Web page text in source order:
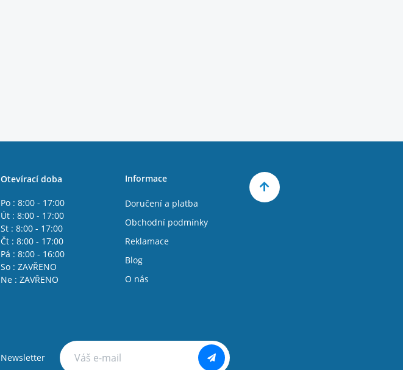
Otevírací doba
Po : 8:00 - 17:00
Út : 8:00 - 17:00
St : 8:00 - 17:00
Čt : 8:00 - 17:00
Pá : 8:00 - 16:00
So : ZAVŘENO
Ne : ZAVŘENO
Informace
Doručení a platba
Obchodní podmínky
Reklamace
Blog
O nás
Newsletter